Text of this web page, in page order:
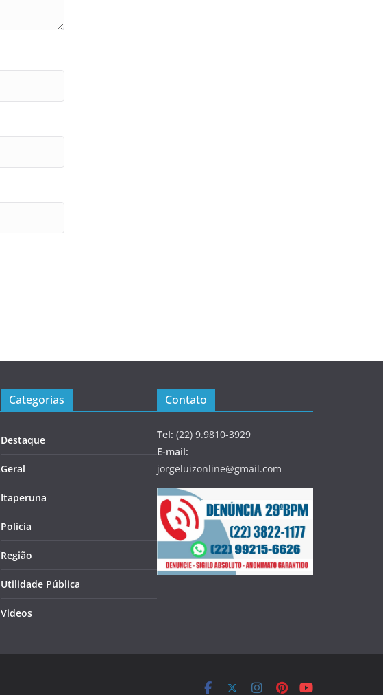
Categorias
Destaque
Geral
Itaperuna
Polícia
Região
Utilidade Pública
Videos
Contato
Tel: (22) 9.9810-3929
E-mail:
jorgeluizonline@gmail.com